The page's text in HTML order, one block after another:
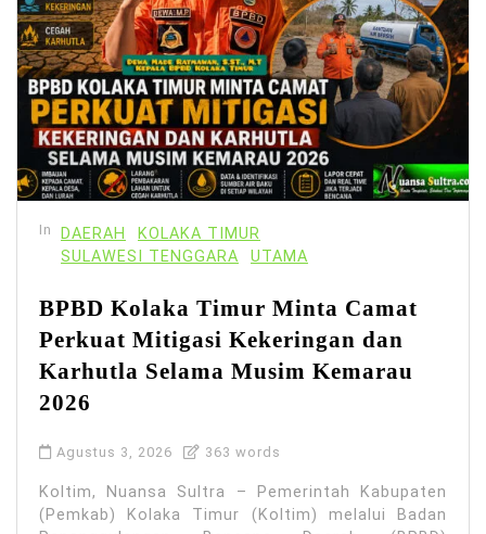
In DAERAH
KOLAKA TIMUR
SULAWESI TENGGARA
UTAMA
BPBD Kolaka Timur Minta Camat
Perkuat Mitigasi Kekeringan dan
Karhutla Selama Musim Kemarau
2026
Agustus 3, 2026 363 words
Koltim, Nuansa Sultra – Pemerintah Kabupaten
(Pemkab) Kolaka Timur (Koltim) melalui Badan